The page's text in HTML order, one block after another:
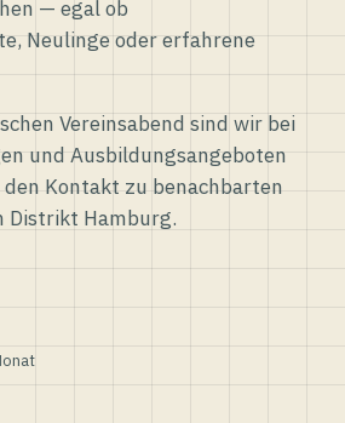
— egal ob
Neulinge oder erfahrene
Vereinsabend sind wir bei
und Ausbildungsangeboten
Kontakt zu benachbarten
Distrikt Hamburg.